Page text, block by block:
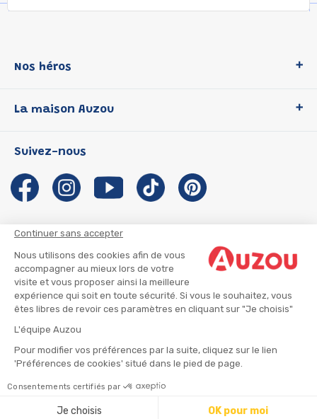
Continuer sans accepter
Nous utilisons des cookies afin de vous
accompagner au mieux lors de votre
visite et vous proposer ainsi la meilleure
expérience qui soit en toute sécurité. Si vous le souhaitez, vous
êtes libres de revoir ces paramètres en cliquant sur "Je choisis"
L'équipe Auzou
Pour modifier vos préférences par la suite, cliquez sur le lien
'Préférences de cookies' situé dans le pied de page.
Consentements certifiés par
Je choisis OK pour moi
Nos héros
P'tit Loup
Les Influenceuses
Migali
Petite Taupe
La maison Auzou
Notre histoire
Auzou s'engage
Auteurs et illustrateurs Auzou
Suivre mon colis
Infos consommateur
Suivez-nous
CGU
CGV
Mentions légales
© 2026 - AUZOU |